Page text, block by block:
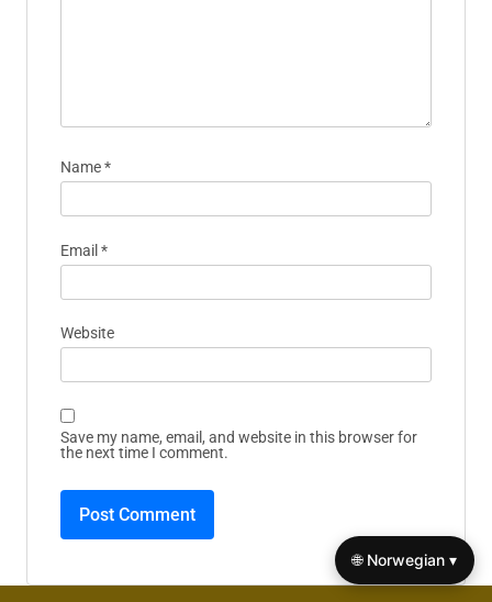
Name*
Email*
Website
Save my name, email, and website in this browser for
the next time I comment.
🌐 Norwegian ▾